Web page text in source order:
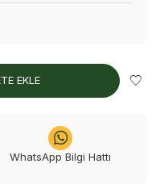
EKLE
WhatsApp Bilgi Hattı